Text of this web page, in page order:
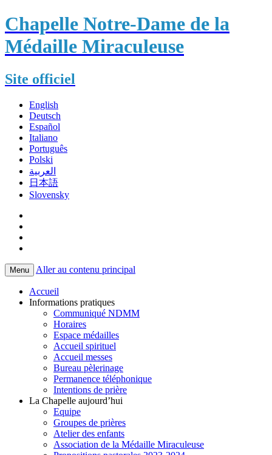
Chapelle Notre-Dame de la
Médaille Miraculeuse
Site officiel
English
Deutsch
Español
Italiano
Português
Polski
العربية
日本語
Slovensky
Menu Aller au contenu principal
Accueil
Informations pratiques
Communiqué NDMM
Horaires
Espace médailles
Accueil spirituel
Accueil messes
Bureau pèlerinage
Permanence téléphonique
Intentions de prière
La Chapelle aujourd’hui
Equipe
Groupes de prières
Atelier des enfants
Association de la Médaille Miraculeuse